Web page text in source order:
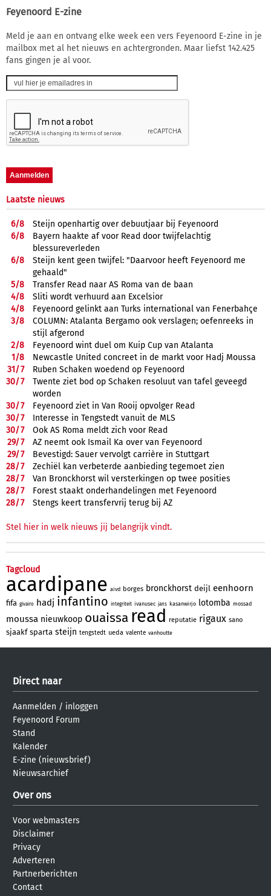
Feyenoord E-zine
Meld je aan en ontvang elke week een vers Feyenoord E-zine in je
mailbox met al het nieuws en achtergronden. Maar liefst 142.425
fans gingen je al voor.
Laatste nieuws
6/8
Steijn openhartig over debuutjaar bij Feyenoord
6/8
Bayern haakte af voor Read door twijfelachtig
blessureverleden
6/8
Steijn kent geen twijfel: "Daarvoor heeft Feyenoord me
gehaald"
5/8
Transfer Read naar AS Roma van de baan
4/8
Sliti wordt verhuurd aan Excelsior
4/8
Feyenoord gelinkt aan Turks international van Fenerbahçe
3/8
COLUMN: Atalanta Bergamo ook verslagen; oefenreeks in
stijl afgerond
2/8
Feyenoord wint duel om Kuip Cup van Atalanta
1/8
Newcastle United concreet in de markt voor Hadj Moussa
31/7
Ruben Schaken woedend op Feyenoord
30/7
Twente ziet bod op Schaken resoluut van tafel geveegd
worden
30/7
Feyenoord ziet in Van Rooij opvolger Read
30/7
Interesse in Tengstedt vanuit de MLS
30/7
Ook AS Roma meldt zich voor Read
29/7
AZ neemt ook Ismail Ka over van Feyenoord
29/7
Bevestigd: Sauer vervolgt carrière in Stuttgart
28/7
Zechiël kan verbeterde aanbieding tegemoet zien
28/7
Van Bronckhorst wil versterkingen op twee posities
28/7
Forest staakt onderhandelingen met Feyenoord
28/7 Stengs keert transfervrij terug bij AZ
Stel hier in welk nieuws jij belangrijk vindt.
Tagcloud
acardipane aivd borges bronckhorst deijl eenhoorn
fifa givairo hadj infantino integriteit ivanusec jans kasanwirjo lotomba mossad
moussa nieuwkoop ouaissa read reputatie rigaux sano
sjaakf sparta steijn tengstedt ueda valente vanhoutte
Direct naar
Aanmelden / inloggen
Feyenoord Forum
Stand
Kalender
E-zine (nieuwsbrief)
Nieuwsarchief
Over ons
Voor webmasters
Disclaimer
Privacy
Adverteren
Partnerberichten
Contact